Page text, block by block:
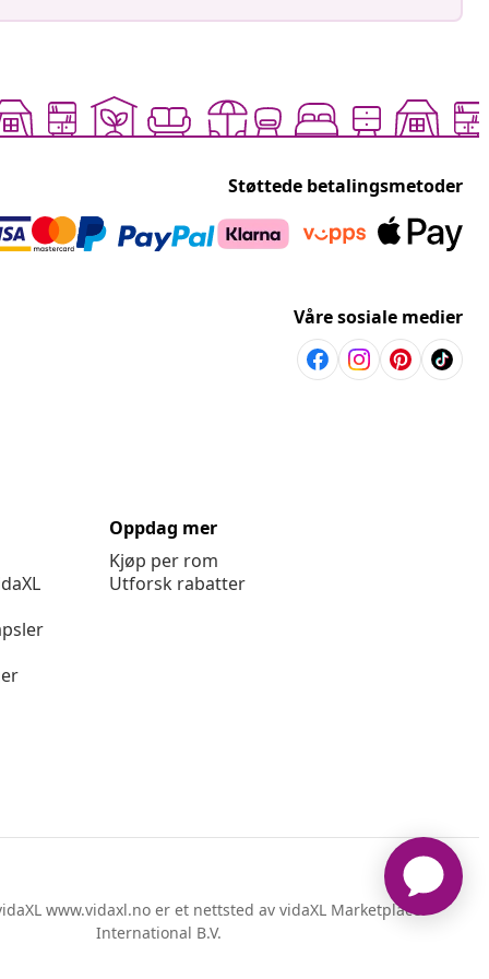
Støttede betalingsmetoder
Våre sosiale medier
Oppdag mer
Kjøp per rom
Utforsk rabatter
www.vidaxl.no er et nettsted av vidaXL Marketplace
International B.V.